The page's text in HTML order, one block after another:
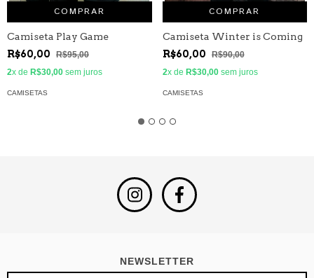
COMPRAR
Camiseta Play Game
R$60,00
R$95,00
2x de R$30,00 sem juros
CAMISETAS
COMPRAR
Camiseta Winter is Coming
R$60,00
R$90,00
2x de R$30,00sem juros
CAMISETAS
NEWSLETTER